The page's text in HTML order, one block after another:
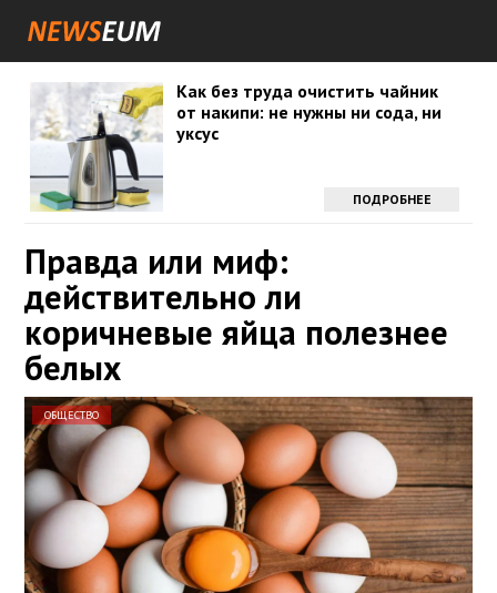
Как без труда очистить чайник
от накипи: не нужны ни сода, ни
уксус
ПОДРОБНЕЕ
Правда или миф:
действительно ли
коричневые яйца полезнее
белых
ОБЩЕСТВО